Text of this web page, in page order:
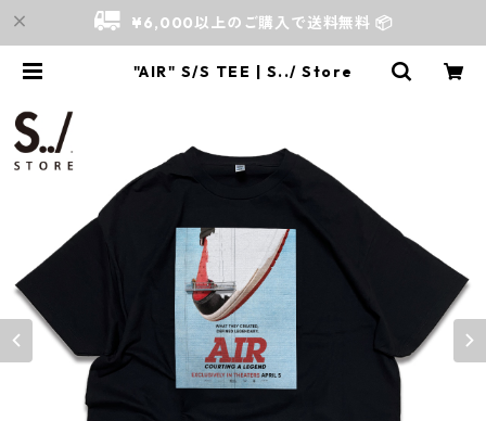
¥6,000以上のご購入で送料無料 📦
"AIR" S/S TEE | S../ Store